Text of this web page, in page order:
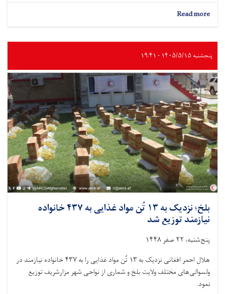
Read more
لوگر؛
صدها
خانواده
آب
آشامیدنی
سالم
و
حفظ‌الصحه
آگاهی‌دهی
شد
پنجشنبه ۱۴۰۵/۵/۱۵ - ۱۹:۴۱
بلخ؛ نزدیک به ۱۳ تُن مواد غذایی به ۴۳۷ خانواده
نیازمند توزیع شد
پنج‌شنبه، ۲۲ صفر ۱۴۴۸
هلال احمر افغانی نزدیک به ۱۳ تُن مواد غذایی را به ۴۳۷ خانواده نیازمند در
ولسوالی‌های مختلف ولایت بلخ و شماری از نواحی شهر مزارشریف توزیع
نمود.